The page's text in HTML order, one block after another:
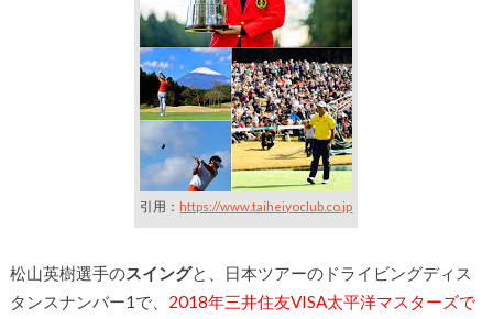
引用： https://www.taiheiyoclub.co.jp
松山英樹選手のスイングと、日本ツアーのドライビングディス
タンスナンバー1で、 2018年三井住友VISA太平洋マスターズで